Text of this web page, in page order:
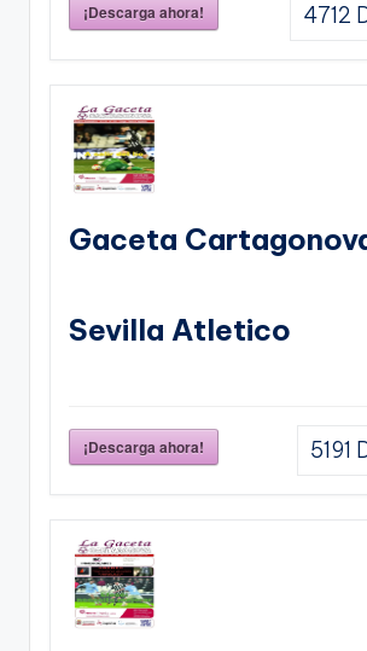
¡Descarga ahora! 4712
Gaceta
Sevilla Atletico
¡Descarga ahora! 5191